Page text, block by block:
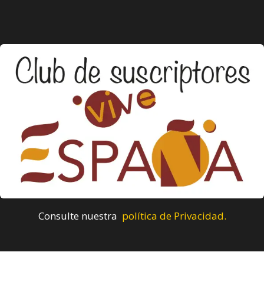
Consulte nuestra política de Privacidad.